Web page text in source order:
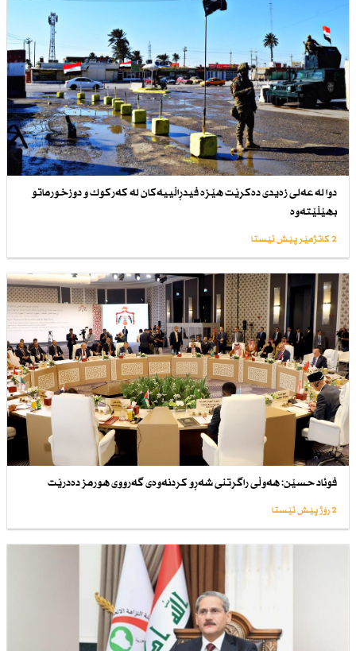
دوا لە عەلی زەیدی دەكرێت هێزە فیدڕاڵییەكان لە كەركوك و دوزخورماتو
بهێڵێتەوە
2 کاتژمێر پێش ئێستا
فوئاد حسێن: هەوڵی راگرتنی شەڕو كردنەوەی گەرووی هورمز دەدرێت
2 رۆژ پێش ئێستا